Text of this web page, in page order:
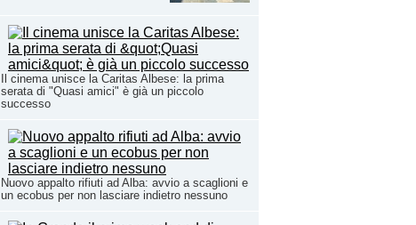
Il cinema unisce la Caritas Albese: la prima
serata di "Quasi amici" è già un piccolo
successo
Nuovo appalto rifiuti ad Alba: avvio a scaglioni e
un ecobus per non lasciare indietro nessuno